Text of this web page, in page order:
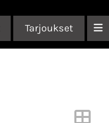
Tarjoukset